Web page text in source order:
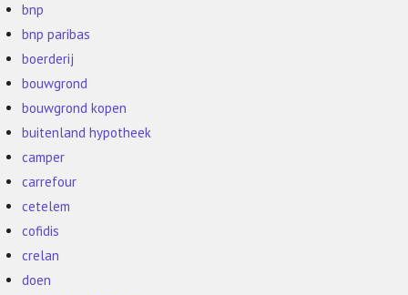
bnp
bnp paribas
boerderij
bouwgrond
bouwgrond kopen
buitenland hypotheek
camper
carrefour
cetelem
cofidis
crelan
doen